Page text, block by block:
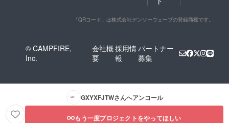
「QRコード」は株式会社デンソーウェーブの登録商標です。
© CAMPFIRE,
Inc.
会社概
要
採用情
報
パートナー
募集
GXYXFJTWさんへアンコール
もう一度プロジェクトをやってほしい